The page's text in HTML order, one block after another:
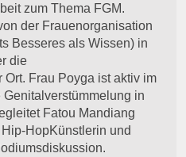
zum Thema FGM.
der Frauenorganisation
Besseres als Wissen) in
die
Frau Poyga ist aktiv im
in
Fatou Mandiang
HopKünstlerin und